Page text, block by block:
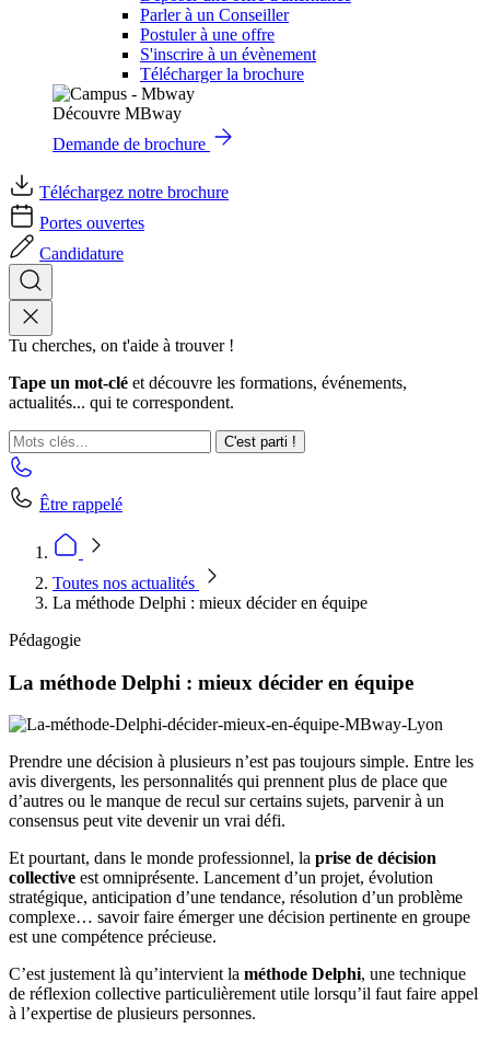
Parler à un Conseiller
Postuler à une offre
S'inscrire à un évènement
Télécharger la brochure
Découvre MBway
Demande de brochure
Téléchargez notre brochure
Portes ouvertes
Candidature
Tu cherches, on t'aide à trouver !
Tape un mot-clé et découvre les formations, événements,
actualités... qui te correspondent.
C'est parti !
Être rappelé
Toutes nos actualités
La méthode Delphi : mieux décider en équipe
Pédagogie
La méthode Delphi : mieux décider en équipe
Prendre une décision à plusieurs n’est pas toujours simple. Entre les
avis divergents, les personnalités qui prennent plus de place que
d’autres ou le manque de recul sur certains sujets, parvenir à un
consensus peut vite devenir un vrai défi.
Et pourtant, dans le monde professionnel, la prise de décision
collective est omniprésente. Lancement d’un projet, évolution
stratégique, anticipation d’une tendance, résolution d’un problème
complexe… savoir faire émerger une décision pertinente en groupe
est une compétence précieuse.
C’est justement là qu’intervient la méthode Delphi, une technique
de réflexion collective particulièrement utile lorsqu’il faut faire appel
à l’expertise de plusieurs personnes.